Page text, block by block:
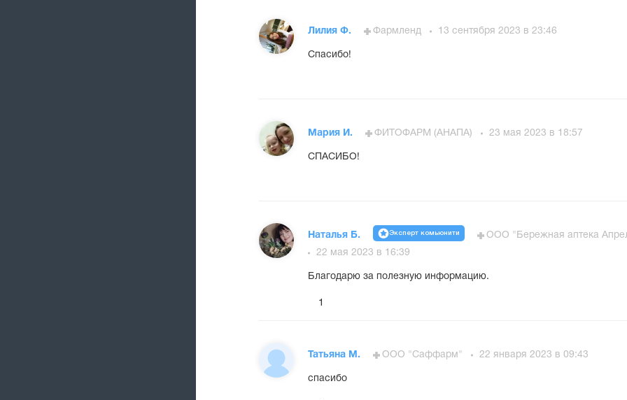
Лилия Ф. Фармленд 13 сентября 2023 в 23:46
Спасибо!
Мария И. ФИТОФАРМ (АНАПА) 23 мая 2023 в 18:57
СПАСИБО!
Наталья Б. Эксперт комьюнити
ООО "Бережная аптека
22 мая 2023 в 16:39
Благодарю за полезную информацию.
1
Татьяна М. ООО "Саффарм" 22 января 2023 в 09:43
спасибо